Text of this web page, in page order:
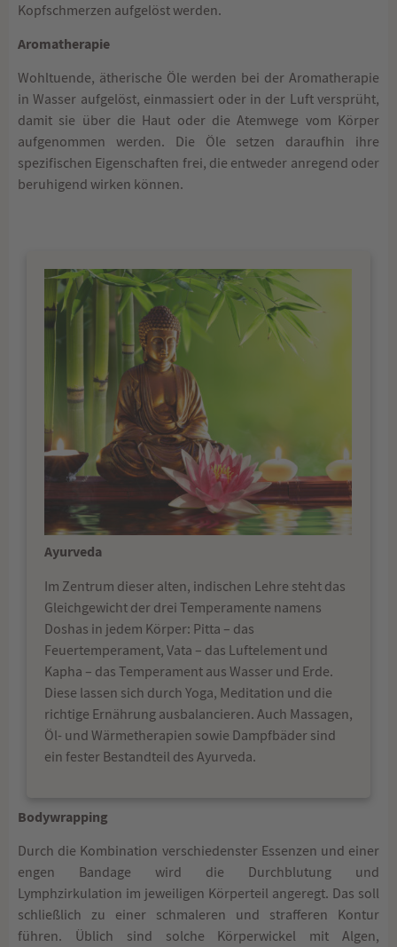
Kopfschmerzen aufgelöst werden.
Aromatherapie
Wohltuende, ätherische Öle werden bei der Aromatherapie
in Wasser aufgelöst, einmassiert oder in der Luft versprüht,
damit sie über die Haut oder die Atemwege vom Körper
aufgenommen werden. Die Öle setzen daraufhin ihre
spezifischen Eigenschaften frei, die entweder anregend oder
beruhigend wirken können.
Ayurveda
Im Zentrum dieser alten, indischen Lehre steht das
Gleichgewicht der drei Temperamente namens
Doshas in jedem Körper: Pitta – das
Feuertemperament, Vata – das Luftelement und
Kapha – das Temperament aus Wasser und Erde.
Diese lassen sich durch Yoga, Meditation und die
richtige Ernährung ausbalancieren. Auch Massagen,
Öl- und Wärmetherapien sowie Dampfbäder sind
ein fester Bestandteil des Ayurveda.
Bodywrapping
Durch die Kombination verschiedenster Essenzen und einer
engen Bandage wird die Durchblutung und
Lymphzirkulation im jeweiligen Körperteil angeregt. Das soll
schließlich zu einer schmaleren und strafferen Kontur
führen. Üblich sind solche Körperwickel mit Algen,